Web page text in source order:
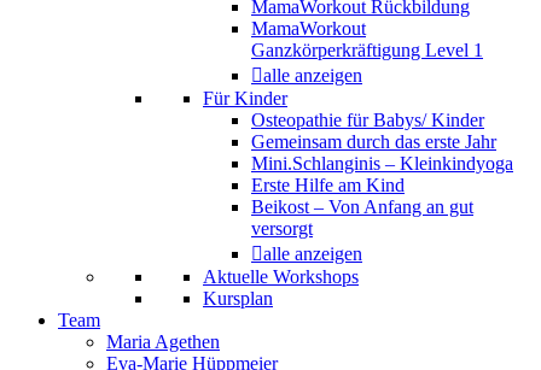
MamaWorkout Rückbildung
MamaWorkout
Ganzkörperkräftigung Level 1
alle anzeigen
Für Kinder
Osteopathie für Babys/ Kinder
Gemeinsam durch das erste Jahr
Mini.Schlanginis – Kleinkindyoga
Erste Hilfe am Kind
Beikost – Von Anfang an gut
versorgt
alle anzeigen
Aktuelle Workshops
Kursplan
Team
Maria Agethen
Eva-Marie Hüppmeier